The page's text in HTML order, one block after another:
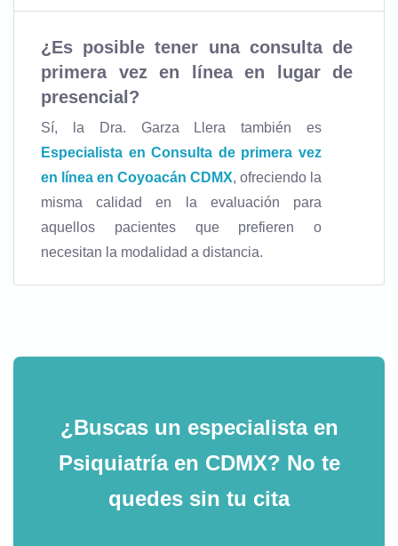
¿Es posible tener una consulta de
primera vez en línea en lugar de
presencial?
Sí, la Dra. Garza Llera también es
Especialista en Consulta de primera vez
en línea en Coyoacán CDMX, ofreciendo la
misma calidad en la evaluación para
aquellos pacientes que prefieren o
necesitan la modalidad a distancia.
¿Buscas un especialista en
Psiquiatría en CDMX? No te
quedes sin tu cita